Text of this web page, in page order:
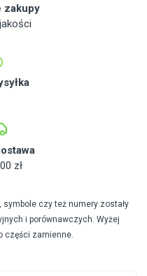
zakupy
zł
czy też numery zostały
i porównawczych. Wyżej
części zamienne.